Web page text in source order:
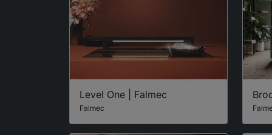
Level One | Falmec
Falmec